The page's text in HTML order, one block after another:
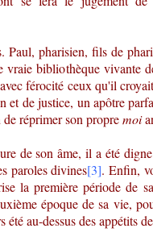
Paul, pharisien, fils de
vraie bibliothèque vivante
férocité ceux qu'il
et de justice, un apôtre
de réprimer son propremoi
de son âme, il a été
paroles divines[3]. Enfin,
la première période de
époque de sa vie,
au-dessus des appétits